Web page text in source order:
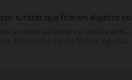
turistas que ficaram alojados
este alojamento
4tourism s.r.l. de forma alguma.